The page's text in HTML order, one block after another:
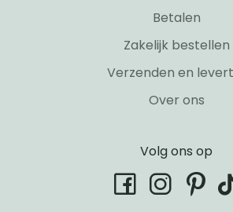
Betalen
Zakelijk bestellen
Verzenden en
Over ons
Volg ons op
facebookinstagram